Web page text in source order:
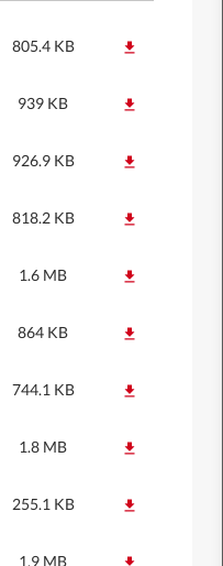
805.4 KB
939 KB
926.9 KB
818.2 KB
1.6 MB
864 KB
744.1 KB
1.8 MB
255.1 KB
1.9 MB